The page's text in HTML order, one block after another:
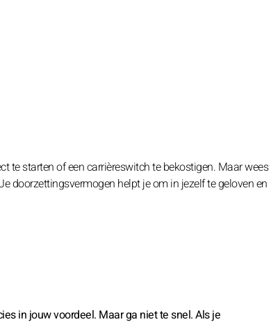
te starten of een carrièreswitch te bekostigen. Maar wees
doorzettingsvermogen helpt je om in jezelf te geloven en
in jouw voordeel. Maar ga niet te snel. Als je